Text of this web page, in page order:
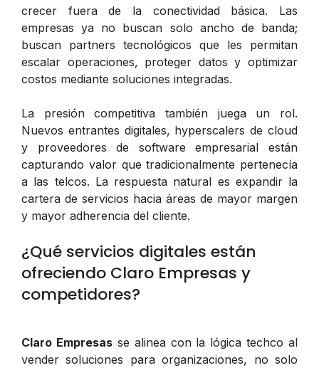
crecer fuera de la conectividad básica. Las
empresas ya no buscan solo ancho de banda;
buscan partners tecnológicos que les permitan
escalar operaciones, proteger datos y optimizar
costos mediante soluciones integradas.
La presión competitiva también juega un rol.
Nuevos entrantes digitales, hyperscalers de cloud
y proveedores de software empresarial están
capturando valor que tradicionalmente pertenecía
a las telcos. La respuesta natural es expandir la
cartera de servicios hacia áreas de mayor margen
y mayor adherencia del cliente.
¿Qué servicios digitales están
ofreciendo Claro Empresas y
competidores?
Claro Empresasse alinea con la lógica techco al
vender soluciones para organizaciones, no solo